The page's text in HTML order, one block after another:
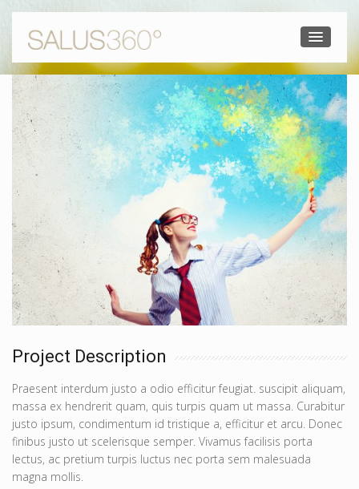
Project Description
Praesent interdum justo a odio efficitur feugiat. suscipit aliquam,
massa ex hendrerit quam, quis turpis quam ut massa. Curabitur
justo ipsum, condimentum id tristique a, efficitur et arcu. Donec
finibus justo ut scelerisque semper. Vivamus facilisis porta
lectus, ac pretium turpis luctus nec porta sem malesuada
magna mollis.